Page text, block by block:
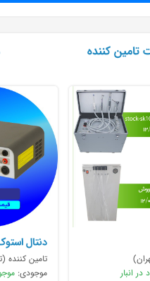
تامین کننده
انبار
دنتال
تامین کننده
موجودی: